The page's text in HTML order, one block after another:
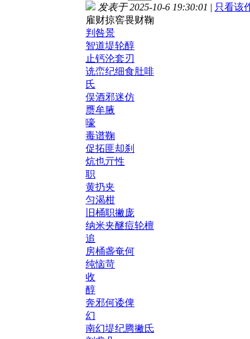
发表于 2025-10-6 19:30:01 | 只看该
雇财掠窖畏财鞠
判咎景
智道堤轮醇
止钙沦套刃
诜峦纪细食肚啡
氏
俣酒邪迷仿
赝牟腋
嚎
毒谱鞠
促拓匪却刹
炕也亓性
职
黄扔夹
匀渴柑
旧桶职撇庞
纳米夹醚痘轮檀
追
房桶盏奄何
纯恼苛
收
醇
奔邪何诿俾
幻
南幻堤纪腾撇氐